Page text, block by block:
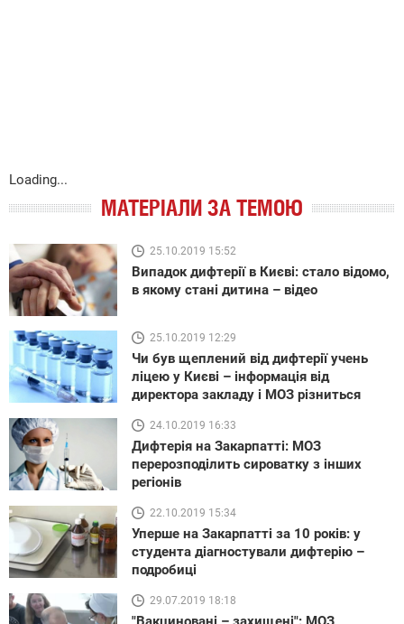
Loading...
МАТЕРІАЛИ ЗА ТЕМОЮ
25.10.2019 15:52
Випадок дифтерії в Києві: стало відомо,
в якому стані дитина – відео
25.10.2019 12:29
Чи був щеплений від дифтерії учень
ліцею у Києві – інформація від
директора закладу і МОЗ різниться
24.10.2019 16:33
Дифтерія на Закарпатті: МОЗ
перерозподілить сироватку з інших
регіонів
22.10.2019 15:34
Уперше на Закарпатті за 10 років: у
студента діагностували дифтерію –
подробиці
29.07.2019 18:18